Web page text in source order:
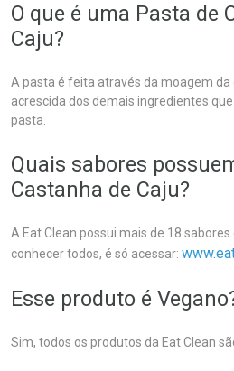
O que é uma Pasta de
Caju?
A pasta é feita através da moagem da
acrescida dos demais ingredientes
pasta.
Quais sabores
Castanha de Caju?
A Eat Clean possui mais de 18
conhecer todos, é só acessar:
Esse produto é
Sim, todos os produtos da Eat Clean